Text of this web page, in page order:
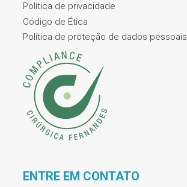
Política de privacidade
Código de Ética
Política de proteção de dados pessoais
ENTRE EM CONTATO